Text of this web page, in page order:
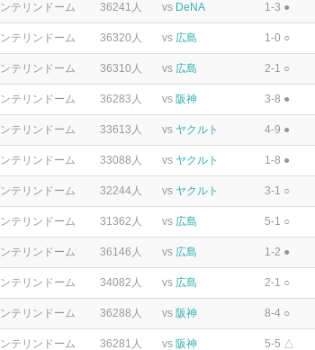
テリンドーム 36241人 vs DeNA 1-3 ●
テリンドーム 36320人 vs 広島 1-0 ○
テリンドーム 36310人 vs 広島 2-1 ○
テリンドーム 36283人 vs 阪神 3-8 ●
テリンドーム 33613人 vs ヤクルト 4-9 ●
テリンドーム 33088人 vs ヤクルト 1-8 ●
テリンドーム 32244人 vs ヤクルト 3-1 ○
テリンドーム 31362人 vs 広島 5-1 ○
テリンドーム 36146人 vs 広島 1-2 ●
テリンドーム 34082人 vs 広島 2-1 ○
テリンドーム 36288人 vs 阪神 8-4 ○
テリンドーム 36281人 vs 阪神 5-5 △